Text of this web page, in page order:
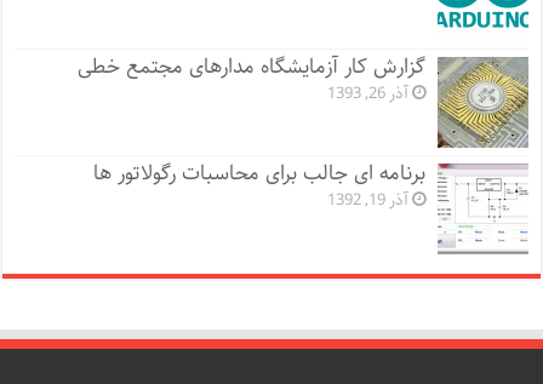
گزارش کار آزمایشگاه مدارهای مجتمع خطی
آذر 26, 1393
برنامه ای جالب برای محاسبات رگولاتور ها
آذر 19, 1392